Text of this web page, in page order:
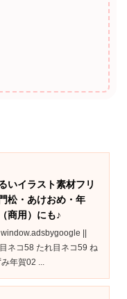
いイラスト素材フリ
松・あけおめ・年
商用）にも♪
||
ネコ58 たれ目ネコ59 ね
年賀02 ...